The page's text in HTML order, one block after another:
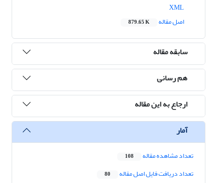
اصل مقاله
879.65 K
سابقه مقاله
هم رسانی
ارجاع به این مقاله
آمار
تعداد مشاهده مقاله 108
تعداد دریافت فایل اصل مقاله 80